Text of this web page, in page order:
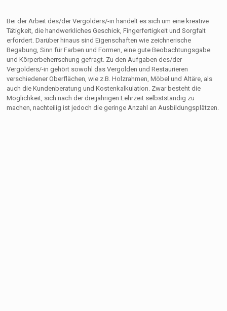
Bei der Arbeit des/der Vergolders/-in handelt es sich um eine kreative
Tätigkeit, die handwerkliches Geschick, Fingerfertigkeit und Sorgfalt
erfordert. Darüber hinaus sind Eigenschaften wie zeichnerische
Begabung, Sinn für Farben und Formen, eine gute Beobachtungsgabe
und Körperbeherrschung gefragt. Zu den Aufgaben des/der
Vergolders/-in gehört sowohl das Vergolden und Restaurieren
verschiedener Oberflächen, wie z.B. Holzrahmen, Möbel und Altäre, als
auch die Kundenberatung und Kostenkalkulation. Zwar besteht die
Möglichkeit, sich nach der dreijährigen Lehrzeit selbstständig zu
machen, nachteilig ist jedoch die geringe Anzahl an Ausbildungsplätzen.